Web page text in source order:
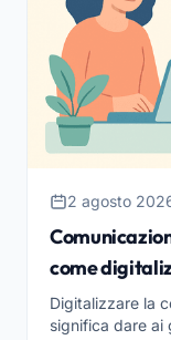
2 agosto
come
Digitalizzare la
significa dare ai